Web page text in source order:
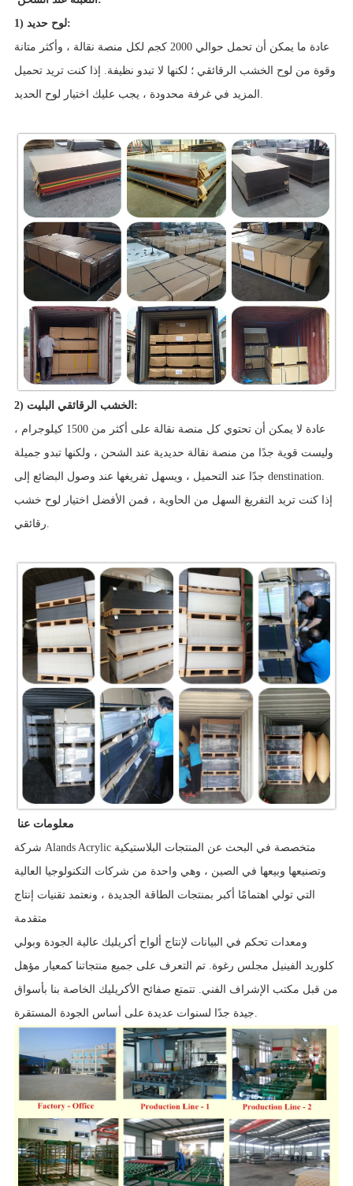
1) لوح حديد:
عادة ما يمكن أن تحمل حوالي 2000 كجم لكل منصة نقالة ، وأكثر متانة
وقوة من لوح الخشب الرقائقي ؛ لكنها لا تبدو نظيفة. إذا كنت تريد تحميل
المزيد في غرفة محدودة ، يجب عليك اختيار لوح الحديد.
2) الخشب الرقائقي البليت:
عادة لا يمكن أن تحتوي كل منصة نقالة على أكثر من 1500 كيلوجرام ،
وليست قوية جدًا من منصة نقالة حديدية عند الشحن ، ولكنها تبدو جميلة
جدًا عند التحميل ، ويسهل تفريغها عند وصول البضائع إلى denstination.
إذا كنت تريد التفريغ السهل من الحاوية ، فمن الأفضل اختيار لوح خشب
رقائقي.
شركة Alands Acrylic متخصصة في البحث عن المنتجات البلاستيكية
وتصنيعها وبيعها في الصين ، وهي واحدة من شركات التكنولوجيا العالية
التي تولي اهتمامًا أكبر بمنتجات الطاقة الجديدة ، ونعتمد تقنيات إنتاج
ومعدات تحكم في البيانات لإنتاج ألواح أكريليك عالية الجودة وبولي
كلوريد الفينيل مجلس رغوة. تم التعرف على جميع منتجاتنا كمعيار مؤهل
من قبل مكتب الإشراف الفني. تتمتع صفائح الأكريليك الخاصة بنا بأسواق
جيدة جدًا لسنوات عديدة على أساس الجودة المستقرة.